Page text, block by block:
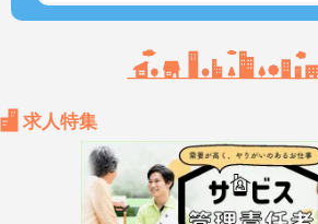
求人特集